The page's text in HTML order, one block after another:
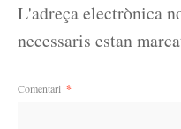
L'adreça electrònica
necessaris estan
Comentari *